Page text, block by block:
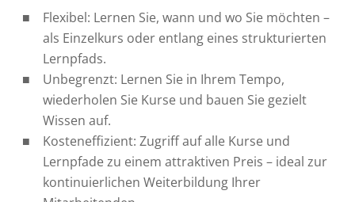
Flexibel: Lernen Sie, wann und wo Sie möchten –
als Einzelkurs oder entlang eines strukturierten
Lernpfads.
Unbegrenzt: Lernen Sie in Ihrem Tempo,
wiederholen Sie Kurse und bauen Sie gezielt
Wissen auf.
Kosteneffizient: Zugriff auf alle Kurse und
Lernpfade zu einem attraktiven Preis – ideal zur
kontinuierlichen Weiterbildung Ihrer